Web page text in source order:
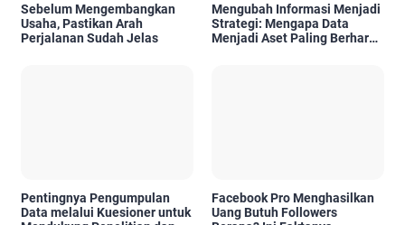
Sebelum Mengembangkan
Usaha, Pastikan Arah
Perjalanan Sudah Jelas
Mengubah Informasi Menjadi
Strategi: Mengapa Data
Menjadi Aset Paling Berharga
Pentingnya Pengumpulan
Data melalui Kuesioner untuk
Facebook Pro Menghasilkan
Uang Butuh Followers